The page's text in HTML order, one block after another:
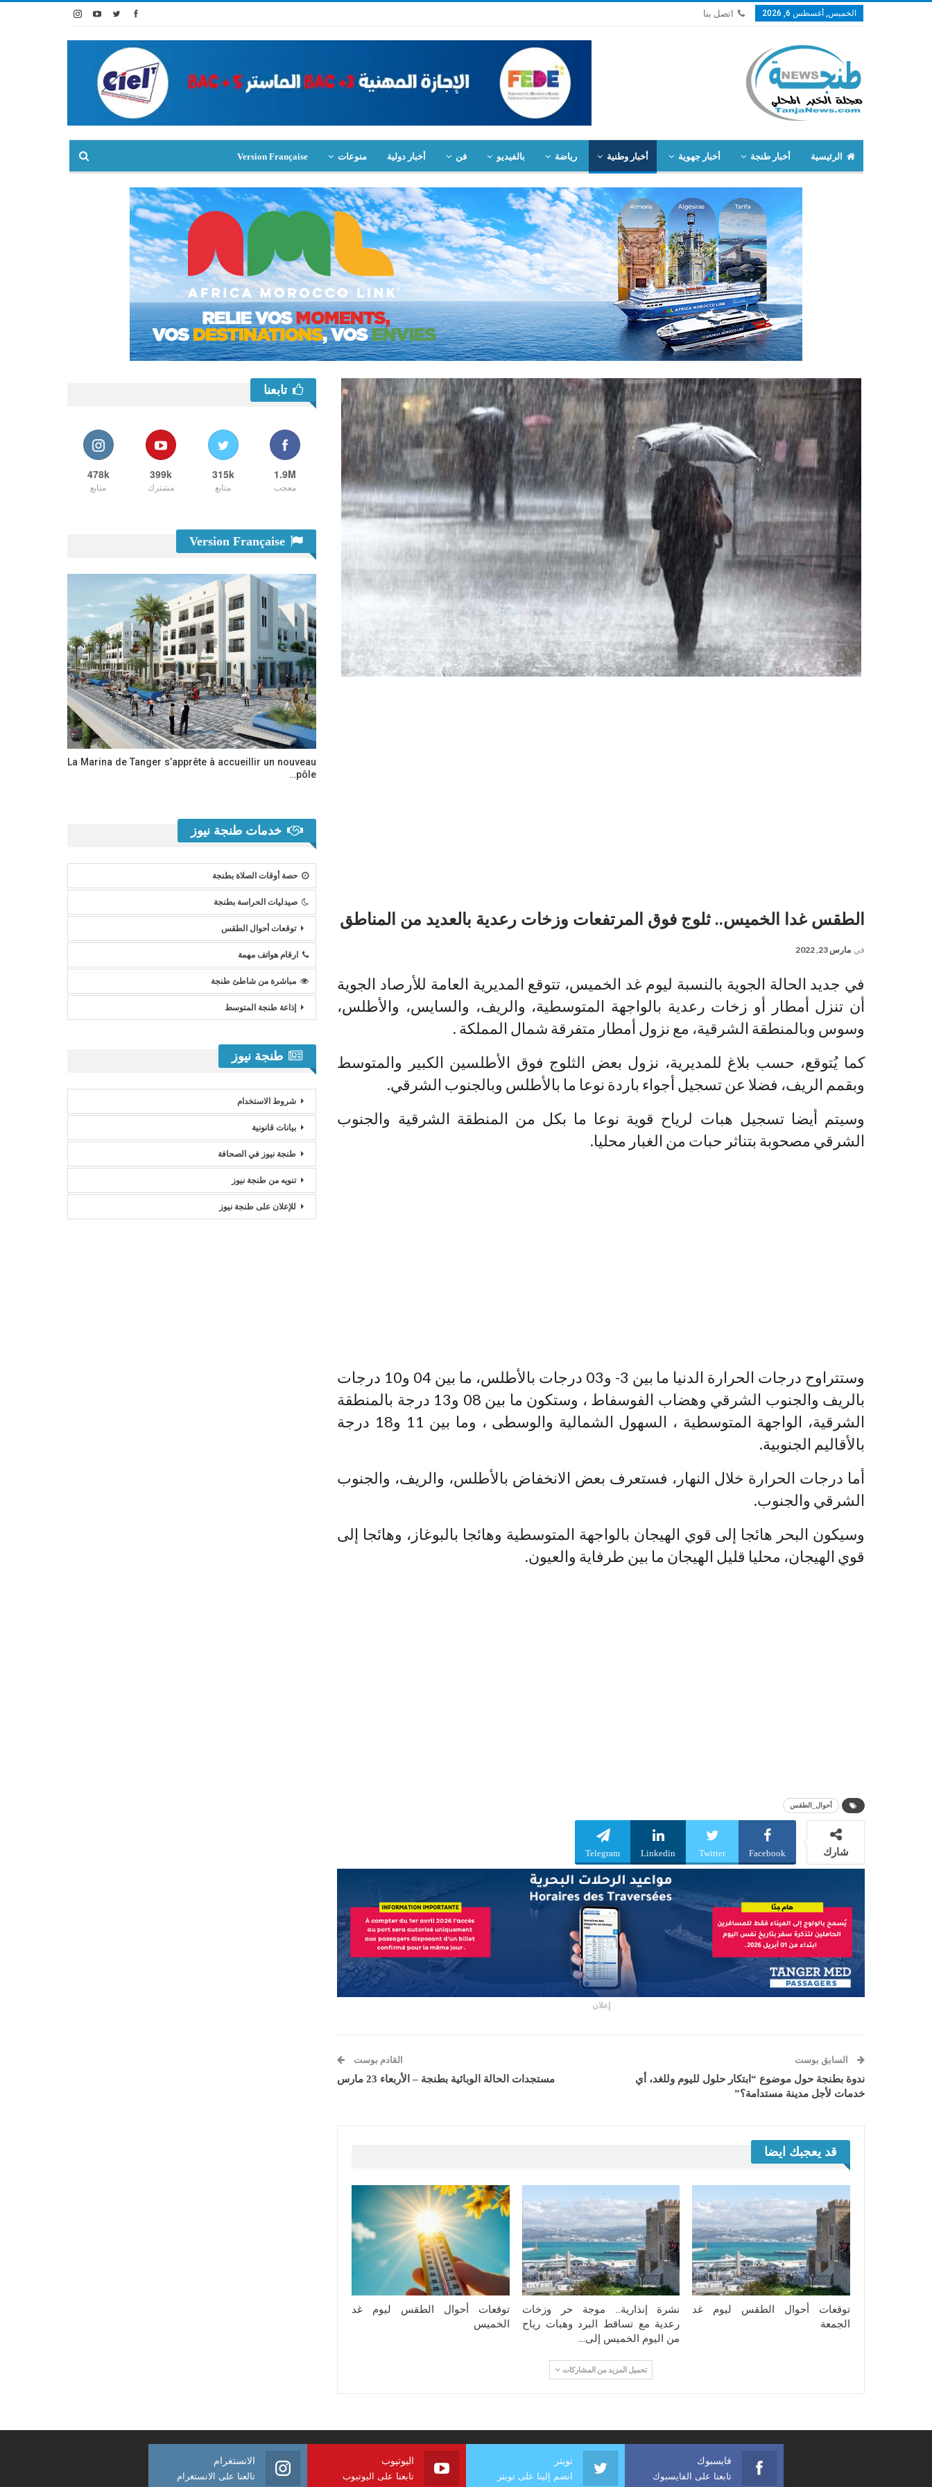
الخميس, أغسطس 6, 2026 اتصل بنا
الرئيسية أخبار طنجة أخبار جهوية أخبار وطنية رياضة بالفيديو فن أخبار دولية منوعات Version Française
الطقس غدا الخميس.. ثلوج فوق المرتفعات وزخات رعدية بالعديد من المناطق
في مارس 23, 2022
في جديد الحالة الجوية بالنسبة ليوم غد الخميس، تتوقع المديرية العامة للأرصاد الجوية
أن تنزل أمطار أو زخات رعدية بالواجهة المتوسطية، والريف، والسايس، والأطلس،
وسوس وبالمنطقة الشرقية، مع نزول أمطار متفرقة شمال المملكة .
كما يُتوقع، حسب بلاغ للمديرية، نزول بعض الثلوج فوق الأطلسين الكبير والمتوسط
وبقمم الريف، فضلا عن تسجيل أجواء باردة نوعا ما بالأطلس وبالجنوب الشرقي.
وسيتم أيضا تسجيل هبات لرياح قوية نوعا ما بكل من المنطقة الشرقية والجنوب
الشرقي مصحوبة بتناثر حبات من الغبار محليا.
وستتراوح درجات الحرارة الدنيا ما بين 3- و03 درجات بالأطلس، ما بين 04 و10 درجات
بالريف والجنوب الشرقي وهضاب الفوسفاط ، وستكون ما بين 08 و13 درجة بالمنطقة
الشرقية، الواجهة المتوسطية ، السهول الشمالية والوسطى ، وما بين 11 و18 درجة
بالأقاليم الجنوبية.
أما درجات الحرارة خلال النهار، فستعرف بعض الانخفاض بالأطلس، والريف، والجنوب
الشرقي والجنوب.
وسيكون البحر هائجا إلى قوي الهيجان بالواجهة المتوسطية وهائجا بالبوغاز، وهائجا إلى
قوي الهيجان، محليا قليل الهيجان ما بين طرفاية والعيون.
أحوال_الطقس
شارك Facebook
Twitter
Linkedin
Telegram
إعلان
السابق بوست
ندوة بطنجة حول موضوع “ابتكار حلول لليوم وللغد، أي
خدمات لأجل مدينة مستدامة؟”
القادم بوست
مستجدات الحالة الوبائية بطنجة – الأربعاء 23 مارس
قد يعجبك ايضا
توقعات أحوال الطقس ليوم غد
الجمعة
نشرة إنذارية.. موجة حر وزخات
رعدية مع تساقط البرد وهبات رياح
من اليوم الخميس إلى…
توقعات أحوال الطقس ليوم غد
الخميس
تحميل المزيد من المشاركات
تابعنا
1.9M
معجب
315k
متابع
399k
مشترك
478k
متابع
La Marina de Tanger s’apprête à accueillir un nouveau
pôle…
خدمات طنجة نيوز
حصة أوقات الصلاة بطنجة
صيدليات الحراسة بطنجة
توقعات أحوال الطقس
ارقام هواتف مهمة
مباشرة من شاطئ طنجة
إذاعة طنجة المتوسط
طنجة نيوز
شروط الاستخدام
بيانات قانونية
طنجة نيوز في الصحافة
تنويه من طنجة نيوز
للإعلان على طنجة نيوز
فايسبوك
تابعنا على الفايسبوك
تويتر
انضم إلينا على تويتر
اليوتيوب
تابعنا على اليوتيوب
الانستغرام
تالعنا على الانستغرام